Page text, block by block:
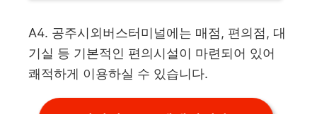
A4. 공주시외버스터미널에는 매점, 편의점, 대
기실 등 기본적인 편의시설이 마련되어 있어
쾌적하게 이용하실 수 있습니다.